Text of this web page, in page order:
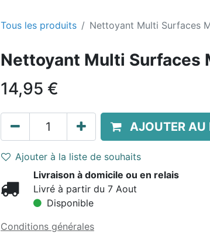
Tous les produits Nettoyant Multi Surfaces
Nettoyant Multi Surfaces
14,95 €
AJOUTER AU
Ajouter à la liste de souhaits
Livraison à domicile ou en relais
Livré à partir du 7 Aout
Disponible
Conditions générales